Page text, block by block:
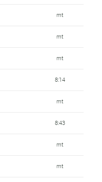
mt
mt
mt
8:14
mt
8:43
mt
mt